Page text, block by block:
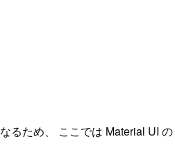
るため、 ここでは Material UI の